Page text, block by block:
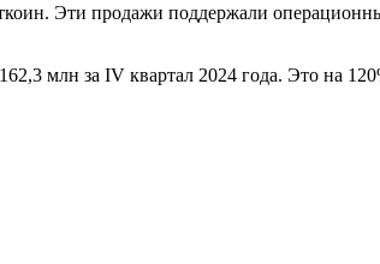
Эти продажи поддержали
млн за IV квартал 2024 года. Это на